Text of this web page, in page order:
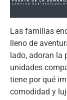
Las familias
lleno de
lado, adoran la
unidades
tiene por qué
comodidad y